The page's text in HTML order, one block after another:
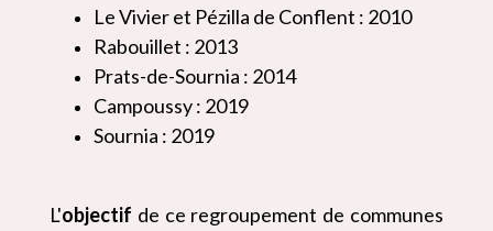
Le Vivier et Pézilla de Conflent : 2010
Rabouillet : 2013
Prats-de-Sournia : 2014
Campoussy : 2019
Sournia : 2019
L'objectif de ce regroupement de communes